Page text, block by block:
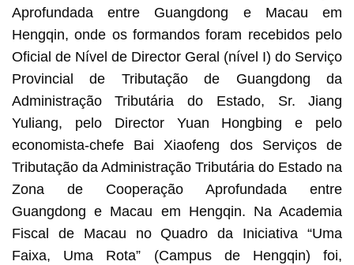
Aprofundada entre Guangdong e Macau em
Hengqin, onde os formandos foram recebidos pelo
Oficial de Nível de Director Geral (nível I) do Serviço
Provincial de Tributação de Guangdong da
Administração Tributária do Estado, Sr. Jiang
Yuliang, pelo Director Yuan Hongbing e pelo
economista-chefe Bai Xiaofeng dos Serviços de
Tributação da Administração Tributária do Estado na
Zona de Cooperação Aprofundada entre
Guangdong e Macau em Hengqin. Na Academia
Fiscal de Macau no Quadro da Iniciativa “Uma
Faixa, Uma Rota” (Campus de Hengqin) foi,